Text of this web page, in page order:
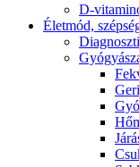
D-
Életmód,